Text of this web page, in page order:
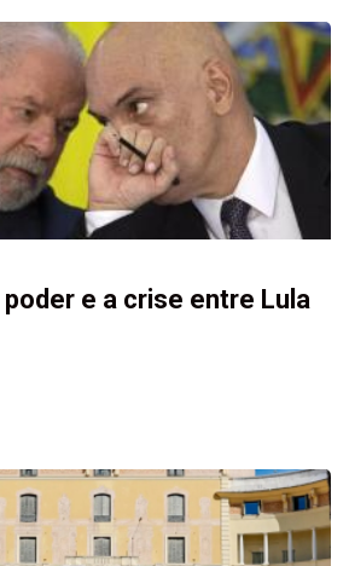
e a crise entre Lula